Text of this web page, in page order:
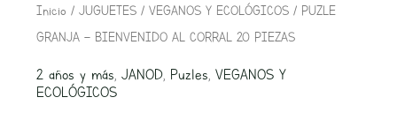
Inicio / JUGUETES/ VEGANOS Y ECOLÓGICOS/ PUZLE
GRANJA – BIENVENIDO AL CORRAL 20 PIEZAS
2 años y más, JANOD, Puzles, VEGANOS Y
ECOLÓGICOS